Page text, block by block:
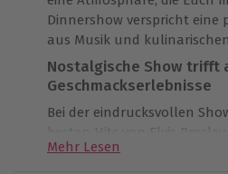
Dinnershow verspricht eine
aus Musik und
Nostalgische Show trifft
Geschmackserlebnisse
Bei der eindrucksvollen
besten Hits von Elvis
Menü. Jede Melodie wird
Mehr Lesen